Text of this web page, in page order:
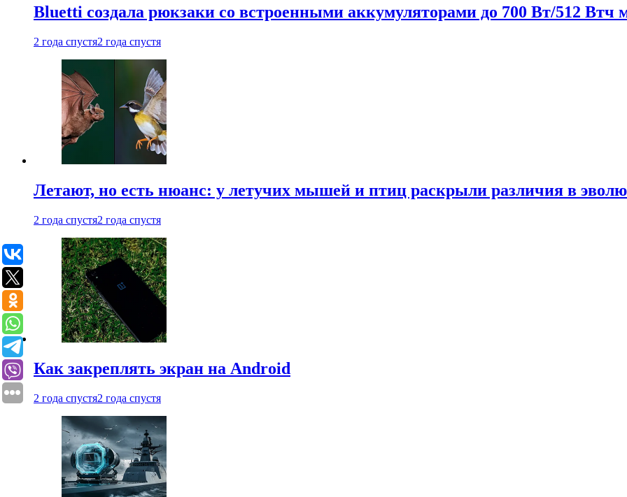
Bluetti создала рюкзаки со встроенными аккумуляторами до 700 Вт/512 Втч
2 года спустя2 года спустя
Летают, но есть нюанс: у летучих мышей и птиц раскрыли различия в
2 года спустя2 года спустя
Как закреплять экран на Android
2 года спустя2 года спустя